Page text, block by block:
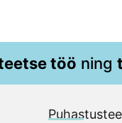
töö ning